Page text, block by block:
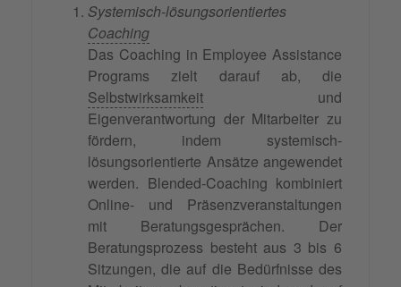
Systemisch-lösungsorientiertes
Coaching
Das Coaching in Employee Assistance
Programs zielt darauf ab, die
Selbstwirksamkeit und
Eigenverantwortung der Mitarbeiter zu
fördern, indem systemisch-
lösungsorientierte Ansätze angewendet
werden. Blended-Coaching kombiniert
Online- und Präsenzveranstaltungen
mit Beratungsgesprächen. Der
Beratungsprozess besteht aus 3 bis 6
Sitzungen, die auf die Bedürfnisse des